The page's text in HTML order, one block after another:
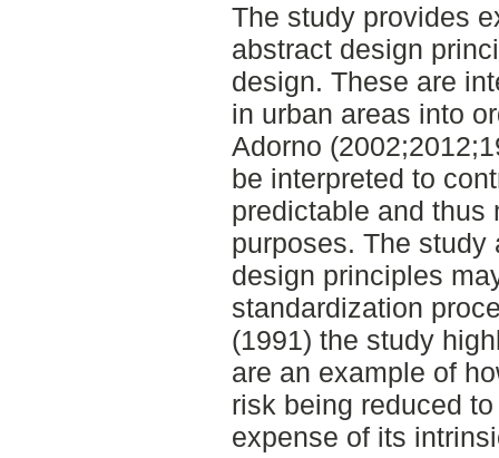
The study provides
abstract design
design. These are
in urban areas into
Adorno
be interpreted to
predictable and thus
purposes. The
design principles
standardization
(1991) the study
are an example of
risk being reduced
expense of its